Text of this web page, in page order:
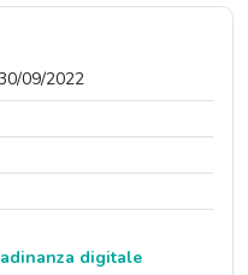
09/2022
digitale